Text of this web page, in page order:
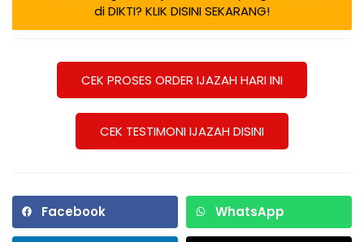
di DIKTI? KLIK DISINI SEKARANG!
CEK PROSES ORDER IJAZAH HARI INI
CEK TESTIMONI IJAZAH DISINI
Facebook WhatsApp